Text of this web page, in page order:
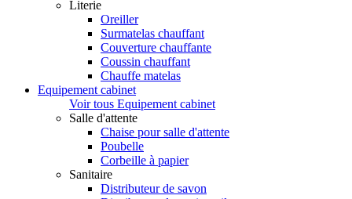
Literie
Oreiller
Surmatelas chauffant
Couverture chauffante
Coussin chauffant
Chauffe matelas
Equipement cabinet
Voir tous Equipement cabinet
Salle d'attente
Chaise pour salle d'attente
Poubelle
Corbeille à papier
Sanitaire
Distributeur de savon